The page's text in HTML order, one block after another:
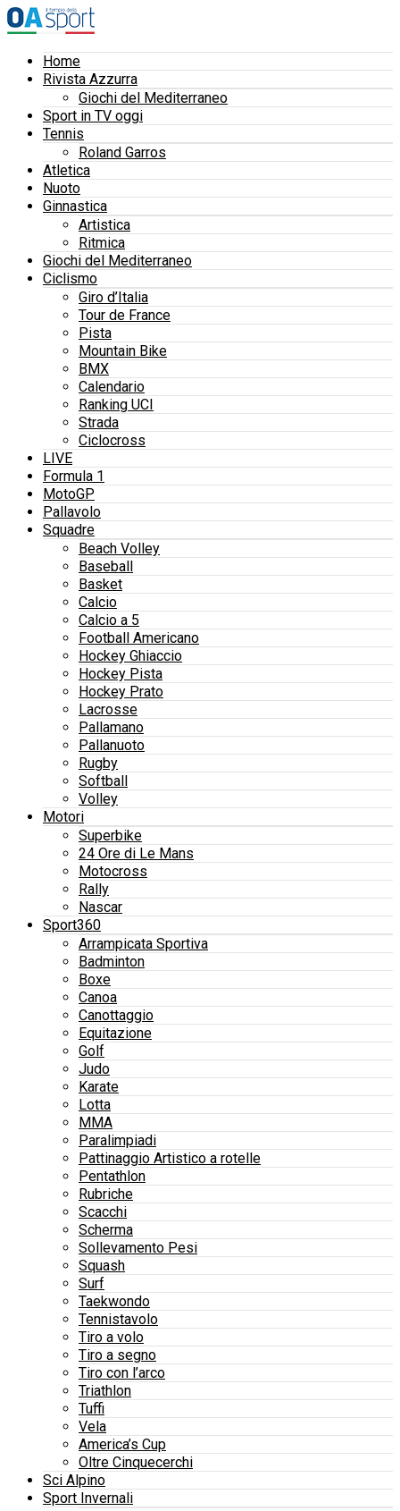
Home
Rivista Azzurra
Giochi del Mediterraneo
Sport in TV oggi
Tennis
Roland Garros
Atletica
Nuoto
Ginnastica
Artistica
Ritmica
Giochi del Mediterraneo
Ciclismo
Giro d’Italia
Tour de France
Pista
Mountain Bike
BMX
Calendario
Ranking UCI
Strada
Ciclocross
LIVE
Formula 1
MotoGP
Pallavolo
Squadre
Beach Volley
Baseball
Basket
Calcio
Calcio a 5
Football Americano
Hockey Ghiaccio
Hockey Pista
Hockey Prato
Lacrosse
Pallamano
Pallanuoto
Rugby
Softball
Volley
Motori
Superbike
24 Ore di Le Mans
Motocross
Rally
Nascar
Sport360
Arrampicata Sportiva
Badminton
Boxe
Canoa
Canottaggio
Equitazione
Golf
Judo
Karate
Lotta
MMA
Paralimpiadi
Pattinaggio Artistico a rotelle
Pentathlon
Rubriche
Scacchi
Scherma
Sollevamento Pesi
Squash
Surf
Taekwondo
Tennistavolo
Tiro a volo
Tiro a segno
Tiro con l’arco
Triathlon
Tuffi
Vela
America’s Cup
Oltre Cinquecerchi
Sci Alpino
Sport Invernali